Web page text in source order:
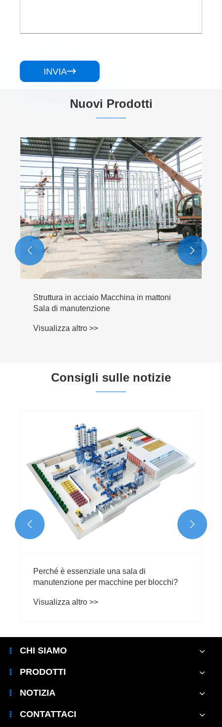
INVIA
Nuovi Prodotti
Struttura in acciaio Macchina in mattoni
Sala di manutenzione
Visualizza altro >>
 
Consigli sulle notizie
Perché è essenziale una sala di
manutenzione per macchine per blocchi?
Visualizza altro >>
 
CHI SIAMO
PRODOTTI
NOTIZIA
CONTATTACI